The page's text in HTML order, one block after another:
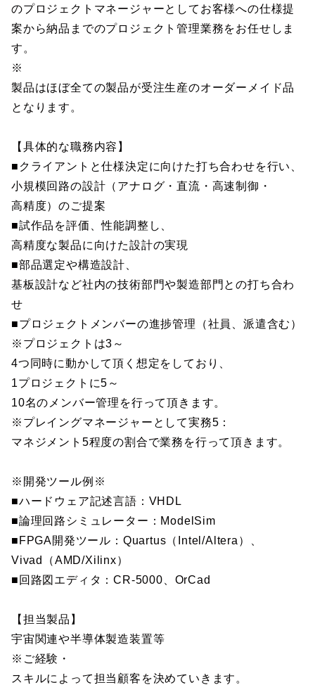
のプロジェクトマネージャーとしてお客様への仕様提
案から納品までのプロジェクト管理業務をお任せしま
す。
※
製品はほぼ全ての製品が受注生産のオーダーメイド品
となります。
【具体的な職務内容】
■クライアントと仕様決定に向けた打ち合わせを行い、
小規模回路の設計（アナログ・直流・高速制御・
高精度）のご提案
■試作品を評価、性能調整し、
高精度な製品に向けた設計の実現
■部品選定や構造設計、
基板設計など社内の技術部門や製造部門との打ち合わ
せ
■プロジェクトメンバーの進捗管理（社員、派遣含む）
※プロジェクトは3～
4つ同時に動かして頂く想定をしており、
1プロジェクトに5～
10名のメンバー管理を行って頂きます。
※プレイングマネージャーとして実務5：
マネジメント5程度の割合で業務を行って頂きます。
※開発ツール例※
■ハードウェア記述言語：VHDL
■論理回路シミュレーター：ModelSim
■FPGA開発ツール：Quartus（Intel/Altera）、
Vivad（AMD/Xilinx）
■回路図エディタ：CR-5000、OrCad
【担当製品】
宇宙関連や半導体製造装置等
※ご経験・
スキルによって担当顧客を決めていきます。